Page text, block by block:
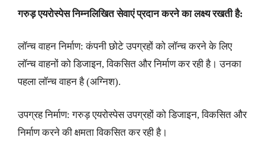
गरुड़ एयरोस्पेस निम्नलिखित सेवाएं प्रदान करने का लक्ष्य रखती है:
लॉन्च वाहन निर्माण: कंपनी छोटे उपग्रहों को लॉन्च करने के लिए
लॉन्च वाहनों को डिजाइन, विकसित और निर्माण कर रही है। उनका
पहला लॉन्च वाहन है (अग्निश).
उपग्रह निर्माण: गरुड़ एयरोस्पेस उपग्रहों को डिजाइन, विकसित और
निर्माण करने की क्षमता विकसित कर रही है।